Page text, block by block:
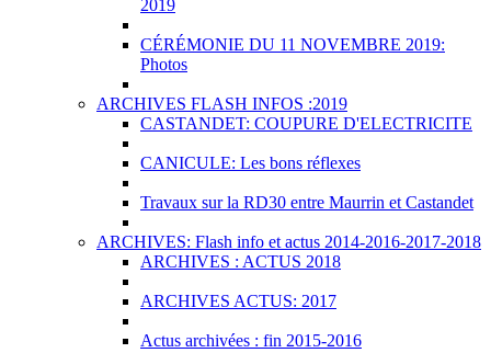
2019
CÉRÉMONIE DU 11 NOVEMBRE 2019:
Photos
ARCHIVES FLASH INFOS :2019
CASTANDET: COUPURE D'ELECTRICITE
CANICULE: Les bons réflexes
Travaux sur la RD30 entre Maurrin et Castandet
ARCHIVES: Flash info et actus 2014-2016-2017-2018
ARCHIVES : ACTUS 2018
ARCHIVES ACTUS: 2017
Actus archivées : fin 2015-2016